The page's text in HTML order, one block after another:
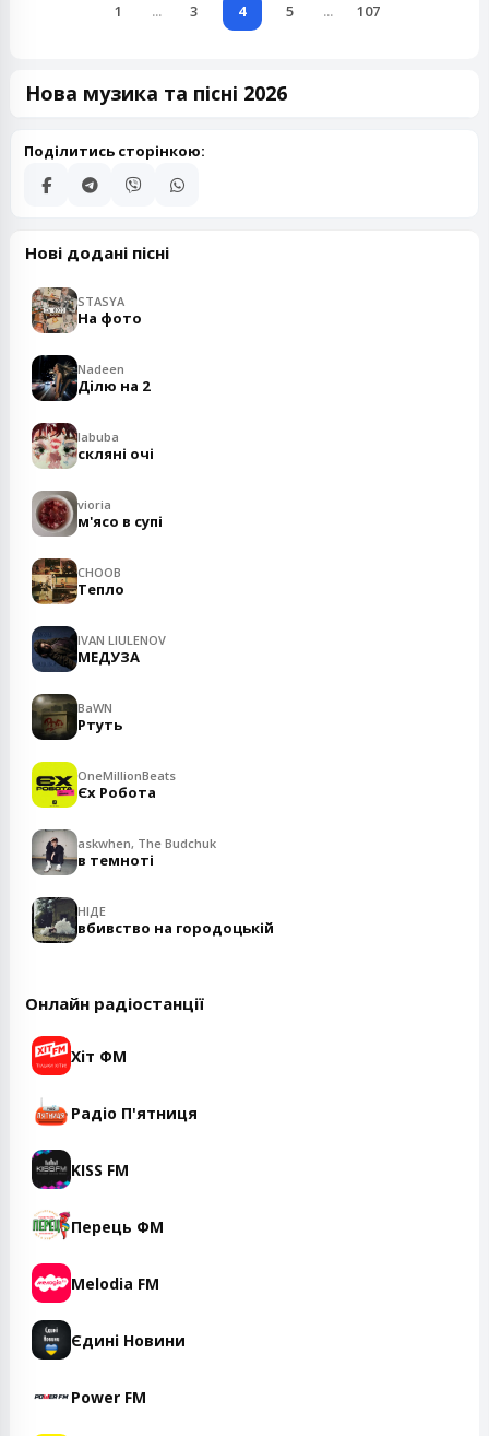
1 ... 3 4 5 ... 107
Нова музика та пісні 2026
Поділитись сторінкою:
Нові додані пісні
STASYA
На фото
Nadeen
Ділю на 2
labuba
скляні очі
vioria
м'ясо в супі
CHOOB
Тепло
IVAN LIULENOV
МЕДУЗА
BaWN
Ртуть
OneMillionBeats
Єх Робота
askwhen, The Budchuk
в темноті
НІДЕ
вбивство на городоцькій
Онлайн радіостанції
Хіт ФМ
Радіо П'ятниця
KISS FM
Перець ФМ
Melodia FM
Єдині Новини
Power FM